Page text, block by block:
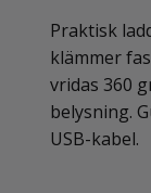
Praktisk
klämmer
vridas 360
belysning.
USB-kabel.